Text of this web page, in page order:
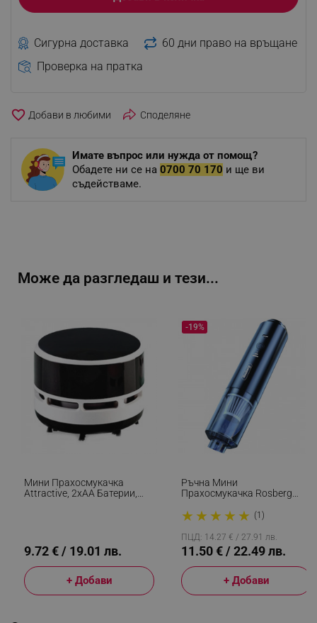
Сигурна доставка
60 дни право на връщане
Проверка на пратка
favorite_border Споделяне
Имате въпрос или нужда от помощ?
Обадете ни се на 0700 70 170 и ще ви
съдействаме.
Може да разгледаш и тези...
Мини Прахосмукачка
Attractive, 2хАА Батерии,
9.72 € / 19.01 лв.
+ Добави
Ръчна Мини
Прахосмукачка Rosberg
Мин, Функция За
Издухване, HEPA, Type-C,
Черен
★ ★ ★ ★ ★ (1)
-19%
ПЦД: 14.27 € / 27.91 лв.
11.50 € / 22.49 лв.
+ Добави